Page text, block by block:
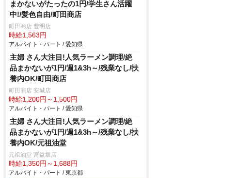
まかないがたったの1円/学生さん活躍
中!/髪色自由/町田商店
町田商店 豊明店
時給1,563円
アルバイト・パート / 愛知県
主婦 さん大注目!人気ラーメン調理/絶
品まかないが1円/週1&3h～/残業なし/扶
養内OK/町田商店
町田商店 安城店
時給1,200円～1,500円
アルバイト・パート / 愛知県
主婦 さん大注目!人気ラーメン調理/絶
品まかないが1円/週1&3h～/残業なし/扶
養内OK/元祖油堂
元祖油堂 宮益坂店
時給1,350円～1,688円
アルバイト・パート / 東京都